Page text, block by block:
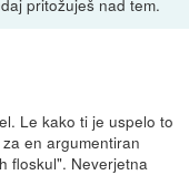
Le kako ti je uspelo to
en argumentiran
floskul". Neverjetna